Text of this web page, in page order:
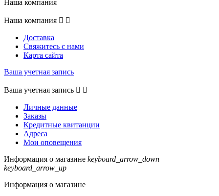
Наша компания
Наша компания  
Доставка
Свяжитесь с нами
Карта сайта
Ваша учетная запись
Ваша учетная запись  
Личные данные
Заказы
Кредитные квитанции
Адреса
Мои оповещения
Информация о магазине keyboard_arrow_down
keyboard_arrow_up
Информация о магазине